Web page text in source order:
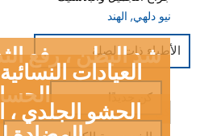
نيو دلهي, الهند
الأطباء ذات الصلة
شد البطن ، رفع
كن جديدًا
العيادات
الحشو الجلدي ،